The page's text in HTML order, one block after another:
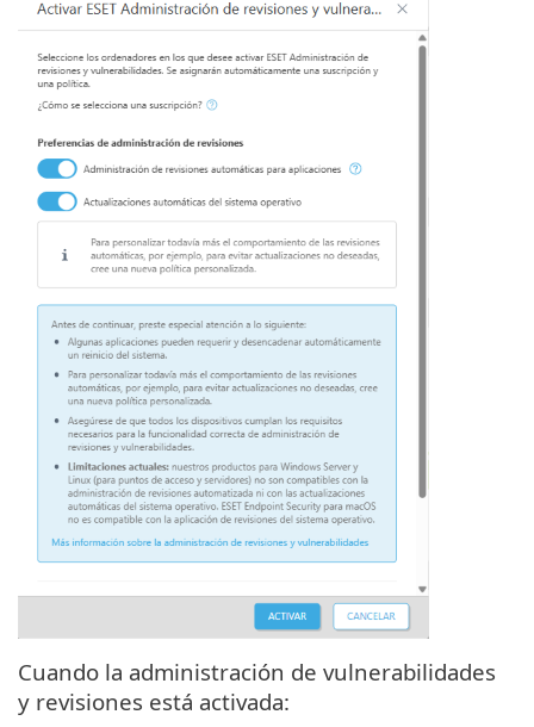
Cuando la administración de vulnerabilidades
y revisiones está activada: